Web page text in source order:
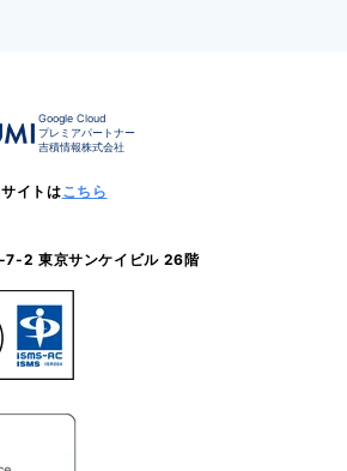
Google Cloud
プレミアパートナー
吉積情報株式会社
イトはこちら
7-2 東京サンケイビル 26階